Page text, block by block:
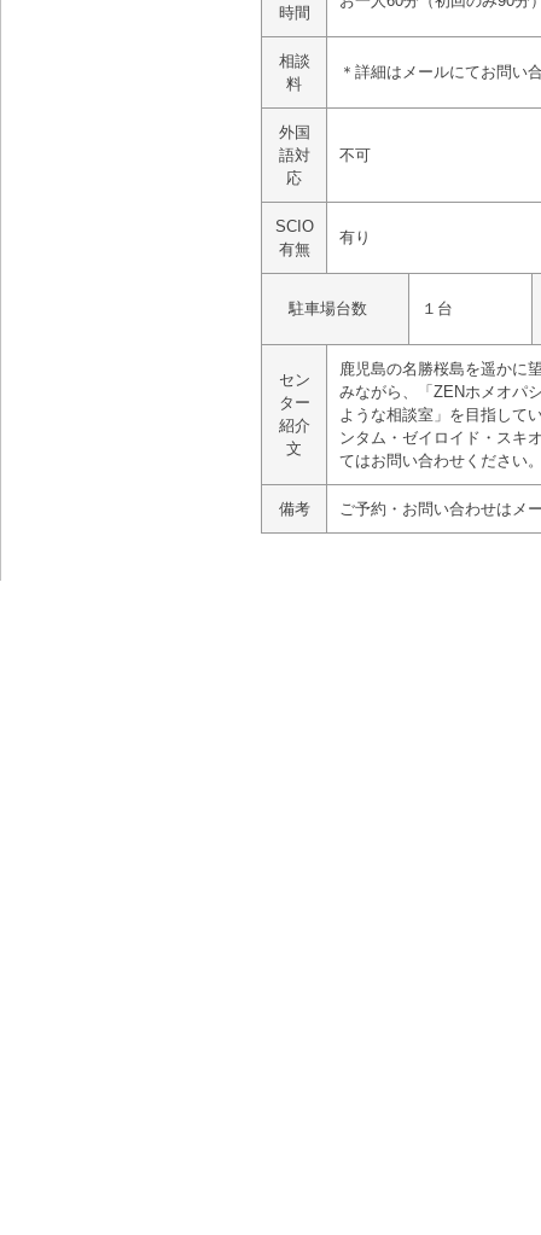
時間
相談
料
＊詳細はメールにてお問い
外国
語対
応
不可
SCIO
有無
有り
駐車場台数 １台
セン
ター
紹介
文
鹿児島の名勝桜島を遥かに
みながら、「ZENホメオパ
ような相談室」を目指して
ンタム・ゼイロイド・スキ
てはお問い合わせください
備考 ご予約・お問い合わせはメ